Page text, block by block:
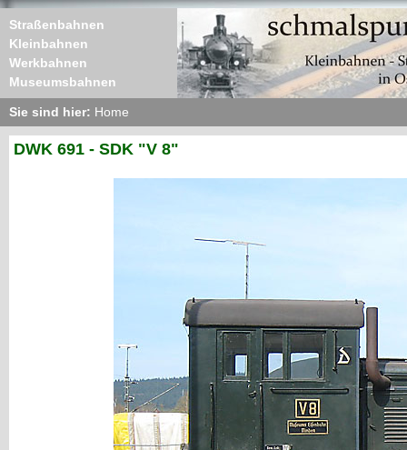
Straßenbahnen
Kleinbahnen
Werkbahnen
Museumsbahnen
Sie sind hier: Home
DWK 691 - SDK "V 8"